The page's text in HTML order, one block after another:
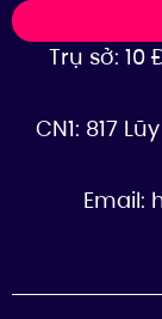
Trụ sở: 10
CN1: 817
Email: